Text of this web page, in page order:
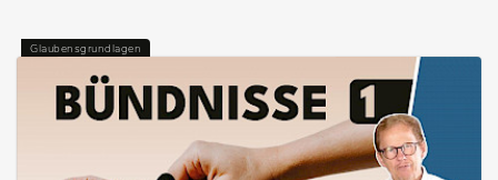
Glaubensgrundlagen